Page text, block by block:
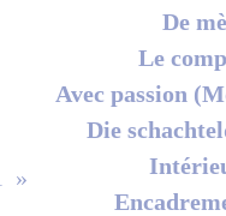
De
Le
Avec passion
Die